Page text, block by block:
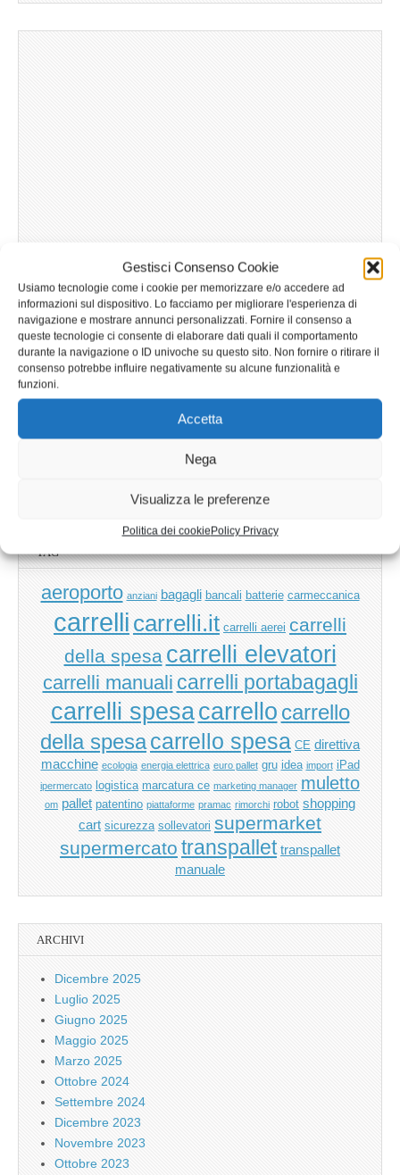
Gestisci Consenso Cookie
Usiamo tecnologie come i cookie per memorizzare e/o accedere ad
informazioni sul dispositivo. Lo facciamo per migliorare l'esperienza di
navigazione e mostrare annunci personalizzati. Fornire il consenso a
queste tecnologie ci consente di elaborare dati quali il comportamento
durante la navigazione o ID univoche su questo sito. Non fornire o ritirare il
consenso potrebbe influire negativamente su alcune funzionalità e
funzioni.
Accetta
Nega
Visualizza le preferenze
Politica dei cookiePolicy Privacy
TAG
aeroporto anziani bagagli bancali batterie carmeccanica
carrelli carrelli.it carrelli aerei carrelli
della spesa carrelli elevatori
carrelli manuali carrelli portabagagli
carrelli spesacarrello carrello
della spesacarrello spesa CE direttiva
macchine ecologia energia elettrica euro pallet gru idea import iPad
ipermercato logistica marcatura ce marketing manager muletto
om pallet patentino piattaforme pramac rimorchi robot shopping
cart sicurezza sollevatori supermarket
supermercato transpallet transpallet
manuale
ARCHIVI
Dicembre 2025
Luglio 2025
Giugno 2025
Maggio 2025
Marzo 2025
Ottobre 2024
Settembre 2024
Dicembre 2023
Novembre 2023
Ottobre 2023